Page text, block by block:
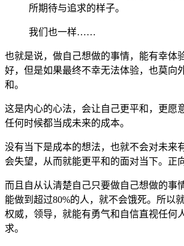
所期待与追求的样子。
我们也一样……
也就是说，做自己想做的事情，能有幸体
好，但是如果最终不幸无法体验，也莫向
和。
这是内心的心法，会让自己更平和，更愿
任何时候都当成未来的成本。
没有当下是成本的想法，也就不会对未来
会失望，从而就能更平和的面对当下。正
而且自从认清楚自己只要做自己想做的事
能做到超过80%的人，就不会饿死。所以
权威，领导，就能有勇气和自信直视任何
求。